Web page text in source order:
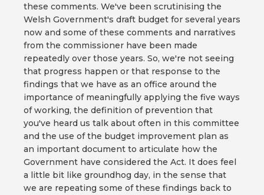
these comments. We've been scrutinising the
Welsh Government's draft budget for several years
now and some of these comments and narratives
from the commissioner have been made
repeatedly over those years. So, we're not seeing
that progress happen or that response to the
findings that we have as an office around the
importance of meaningfully applying the five ways
of working, the definition of prevention that
you've heard us talk about often in this committee
and the use of the budget improvement plan as
an important document to articulate how the
Government have considered the Act. It does feel
a little bit like groundhog day, in the sense that
we are repeating some of these findings back to